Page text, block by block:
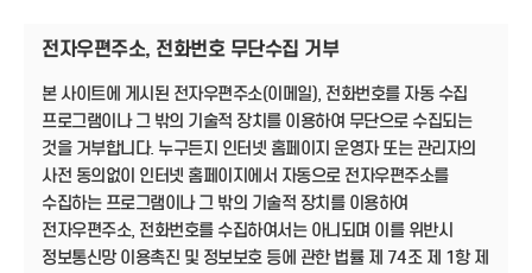
전자우편주소, 전화번호 무단수집 거부
본 사이트에 게시된 전자우편주소(이메일), 전화번호를 자동 수집
프로그램이나 그 밖의 기술적 장치를 이용하여 무단으로 수집되는
것을 거부합니다. 누구든지 인터넷 홈페이지 운영자 또는 관리자의
사전 동의없이 인터넷 홈페이지에서 자동으로 전자우편주소를
수집하는 프로그램이나 그 밖의 기술적 장치를 이용하여
전자우편주소, 전화번호를 수집하여서는 아니되며 이를 위반시
정보통신망 이용촉진 및 정보보호 등에 관한 법률 제 74조 제 1항 제